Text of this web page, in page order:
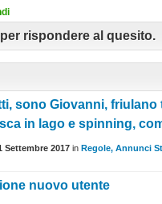
per rispondere al quesito.
sono Giovanni,
in lago e spinning,
Settembre 2017 in Regole, Annunci
nuovo utente